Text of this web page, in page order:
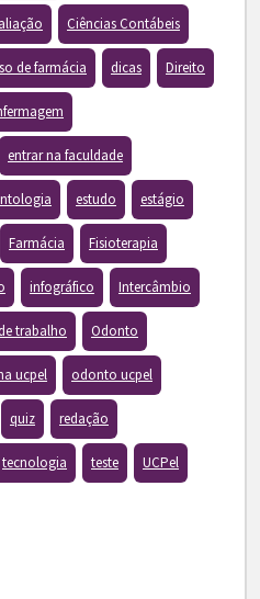
Ciências Contábeis
de farmácia dicas Direito
entrar na faculdade
estudo estágio
Farmácia Fisioterapia
infográfico Intercâmbio
trabalho Odonto
ucpel odonto ucpel
quiz redação
tecnologia teste UCPel